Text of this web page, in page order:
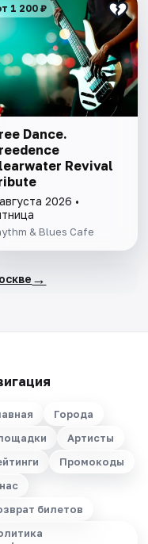
1 200 ₽
Dance.
Revival
2026 •
& Blues Cafe
→
Города
Артисты
Промокоды
билетов